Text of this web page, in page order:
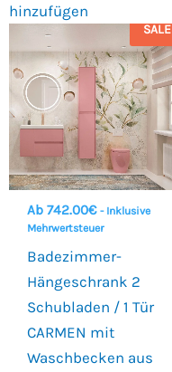
hinzufügen
SALE
Ab 742.00€ - Inklusive
Mehrwertsteuer
Badezimmer-
Hängeschrank 2
Schubladen / 1 Tür
CARMEN mit
Waschbecken aus